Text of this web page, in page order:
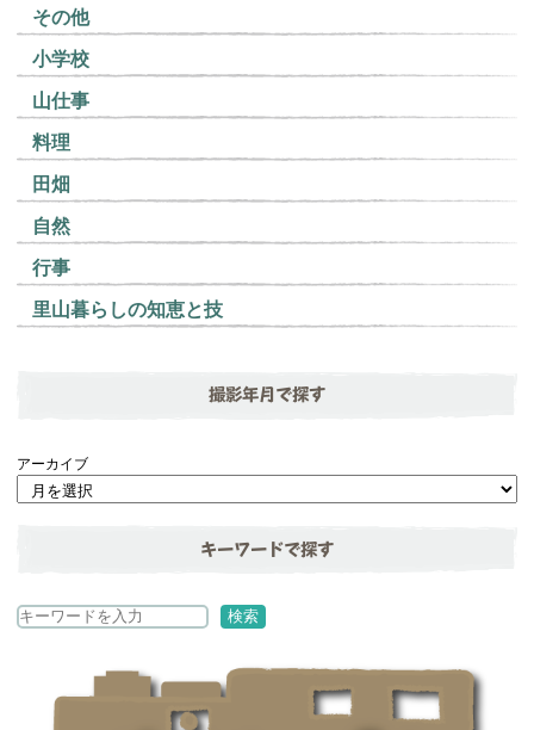
その他
小学校
山仕事
料理
田畑
自然
行事
里山暮らしの知恵と技
撮影年月で探す
アーカイブ
キーワードで探す
検
検索